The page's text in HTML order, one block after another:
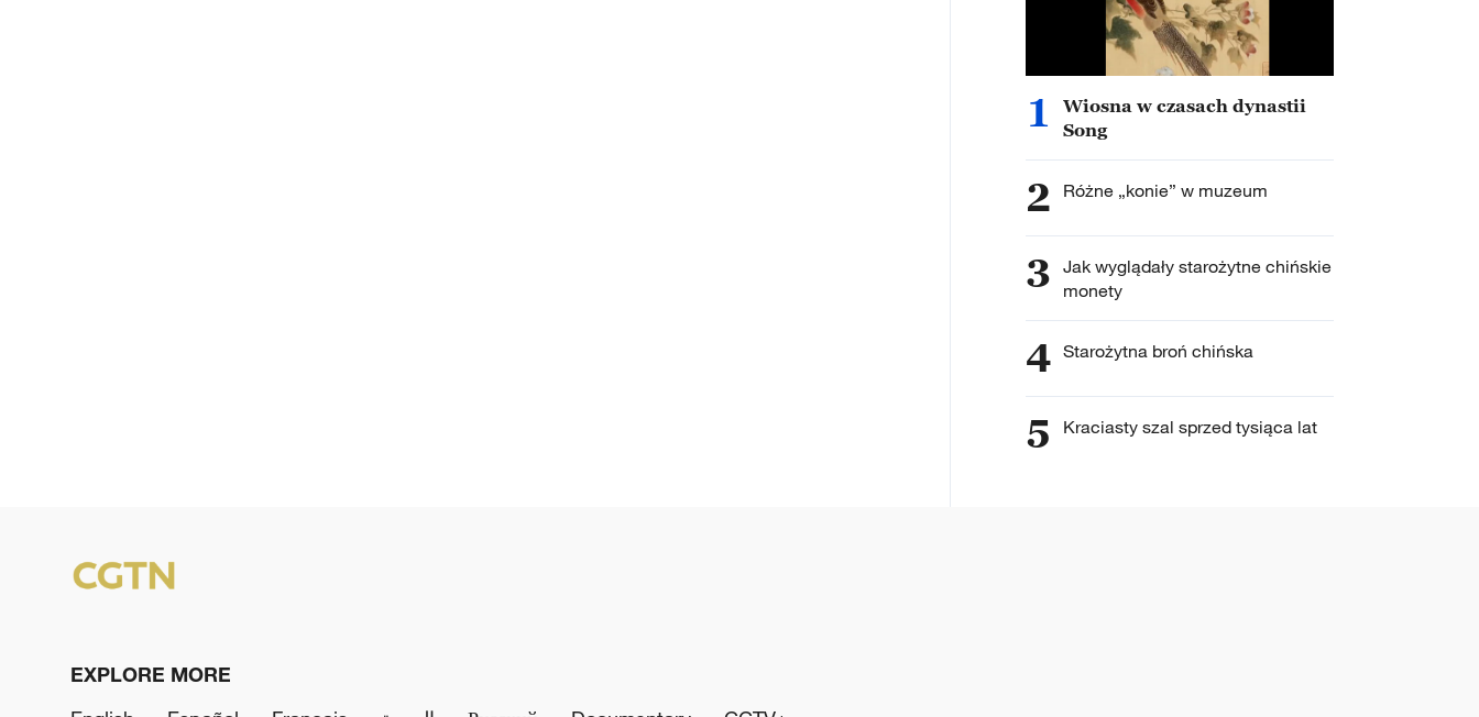
1
Wiosna w czasach dynastii
Song
2 Różne „konie” w muzeum
3 Jak wyglądały starożytne chińskie
monety
4 Starożytna broń chińska
5 Kraciasty szal sprzed tysiąca lat
EXPLORE MORE